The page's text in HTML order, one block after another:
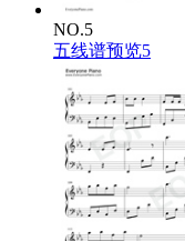
NO.5
五线谱预览5